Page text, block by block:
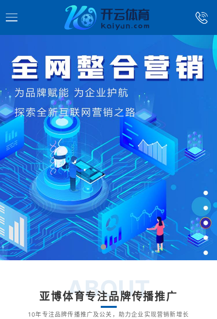
ABOUT
亚博体育专注品牌传播推广
10年专注品牌传播推广及公关，助力企业实现营销新增长